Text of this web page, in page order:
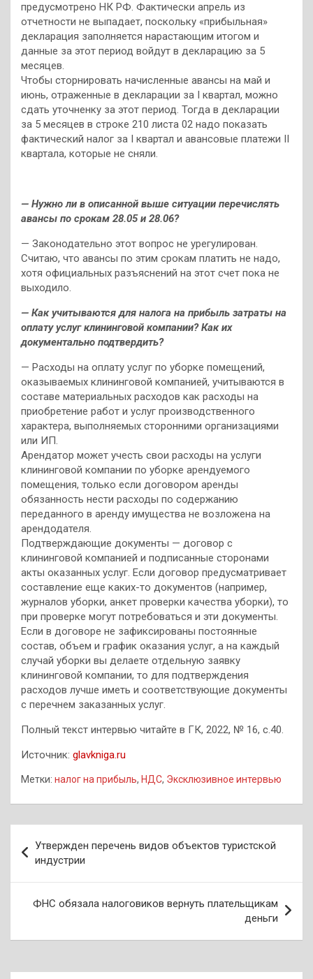
предусмотрено НК РФ. Фактически апрель из
отчетности не выпадает, поскольку «прибыльная»
декларация заполняется нарастающим итогом и
данные за этот период войдут в декларацию за 5
месяцев.
Чтобы сторнировать начисленные авансы на май и
июнь, отраженные в декларации за I квартал, можно
сдать уточненку за этот период. Тогда в декларации
за 5 месяцев в строке 210 листа 02 надо показать
фактический налог за I квартал и авансовые платежи II
квартала, которые не сняли.
— Нужно ли в описанной выше ситуации перечислять
авансы по срокам 28.05 и 28.06?
— Законодательно этот вопрос не урегулирован.
Считаю, что авансы по этим срокам платить не надо,
хотя официальных разъяснений на этот счет пока не
выходило.
— Как учитываются для налога на прибыль затраты на
оплату услуг клининговой компании? Как их
документально подтвердить?
— Расходы на оплату услуг по уборке помещений,
оказываемых клининговой компанией, учитываются в
составе материальных расходов как расходы на
приобретение работ и услуг производственного
характера, выполняемых сторонними организациями
или ИП.
Арендатор может учесть свои расходы на услуги
клининговой компании по уборке арендуемого
помещения, только если договором аренды
обязанность нести расходы по содержанию
переданного в аренду имущества не возложена на
арендодателя.
Подтверждающие документы — договор с
клининговой компанией и подписанные сторонами
акты оказанных услуг. Если договор предусматривает
составление еще каких-то документов (например,
журналов уборки, анкет проверки качества уборки), то
при проверке могут потребоваться и эти документы.
Если в договоре не зафиксированы постоянные
состав, объем и график оказания услуг, а на каждый
случай уборки вы делаете отдельную заявку
клининговой компании, то для подтверждения
расходов лучше иметь и соответствующие документы
c перечнем заказанных услуг.
Полный текст интервью читайте в ГК, 2022, № 16, с.40.
Источник: glavkniga.ru
Метки: налог на прибыль, НДС, Эксклюзивное интервью
по
записям
Утвержден перечень видов объектов туристской
индустрии
ФНС обязала налоговиков вернуть плательщикам
деньги